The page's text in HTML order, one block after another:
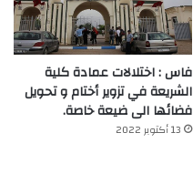
فاس : اختلالات عمادة كلية
الشريعة في تزوير أختام و تحويل
فضائها الى ضيعة خاصة.
13 أكتوبر 2022